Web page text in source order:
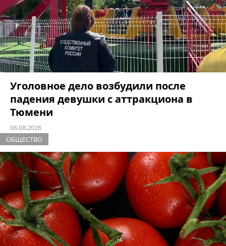
Уголовное дело возбудили после
падения девушки с аттракциона в
Тюмени
06.08.2026
ОБЩЕСТВО